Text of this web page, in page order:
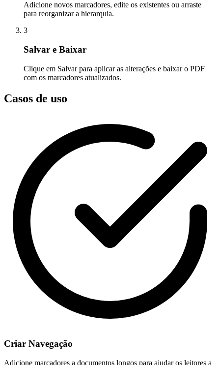
Adicione novos marcadores, edite os existentes ou arraste
para reorganizar a hierarquia.
3
Salvar e Baixar
Clique em Salvar para aplicar as alterações e baixar o PDF
com os marcadores atualizados.
Casos de uso
Criar Navegação
Adicione marcadores a documentos longos para ajudar os leitores a